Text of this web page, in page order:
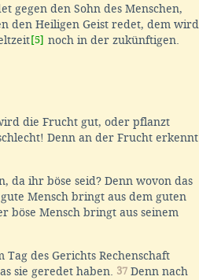
gegen den Sohn des Menschen,
den Heiligen Geist redet, dem wird
[5] noch in der zukünftigen.
die Frucht gut, oder pflanzt
Denn an der Frucht erkennt
da ihr böse seid? Denn wovon das
Mensch bringt aus dem guten
böse Mensch bringt aus seinem
des Gerichts Rechenschaft
sie geredet haben. 37 Denn nach